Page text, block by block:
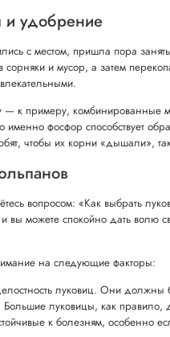
и удобрение
с местом, пришла пора
сорняки и мусор, а затем
— к примеру,
именно фосфор способствует
чтобы их корни «дышали»,
вопросом: «Как выбрать
вы можете спокойно дать волю
на следующие факторы:
луковиц. Они должны
луковицы, как правило,
к болезням, особенно